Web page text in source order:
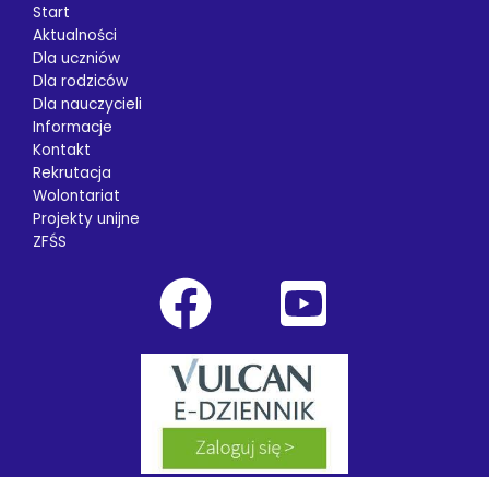
Start
Aktualności
Dla uczniów
Dla rodziców
Dla nauczycieli
Informacje
Kontakt
Rekrutacja
Wolontariat
Projekty unijne
ZFŚS